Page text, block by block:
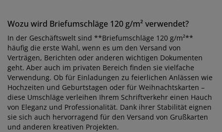
Wozu wird Briefumschläge 120 g/m² verwendet?
In der Geschäftswelt sind **Briefumschläge 120 g/m²**
häufig die erste Wahl, wenn es um den Versand von
Verträgen, Berichten oder anderen wichtigen Dokumenten
geht. Aber auch im privaten Bereich finden sie vielfache
Verwendung. Ob für Einladungen zu feierlichen Anlässen wie
Hochzeiten und Geburtstagen oder für Weihnachtskarten –
diese Umschläge verleihen Ihrem Schriftverkehr einen Hauch
von Eleganz und Professionalität. Dank ihrer Stabilität eignen
sie sich auch hervorragend für den Versand von Grußkarten
und anderen kreativen Projekten.